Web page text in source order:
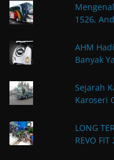
1526,
AHM
Banyak
Sejarah
Karoseri
LONG
REVO FIT